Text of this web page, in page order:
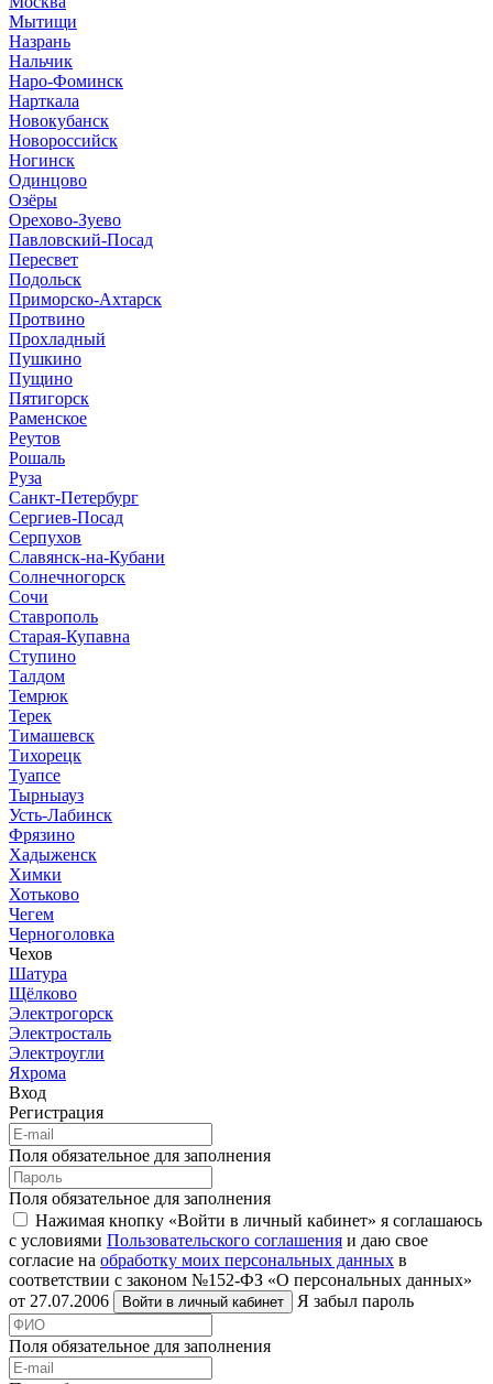
Мытищи
Назрань
Нальчик
Наро-Фоминск
Нарткала
Новокубанск
Новороссийск
Ногинск
Одинцово
Озёры
Орехово-Зуево
Павловский-Посад
Пересвет
Подольск
Приморско-Ахтарск
Протвино
Прохладный
Пушкино
Пущино
Пятигорск
Раменское
Реутов
Рошаль
Руза
Санкт-Петербург
Сергиев-Посад
Серпухов
Славянск-на-Кубани
Солнечногорск
Сочи
Ставрополь
Старая-Купавна
Ступино
Талдом
Темрюк
Терек
Тимашевск
Тихорецк
Туапсе
Тырныауз
Усть-Лабинск
Фрязино
Хадыженск
Химки
Хотьково
Чегем
Черноголовка
Чехов
Шатура
Щёлково
Электрогорск
Электросталь
Электроугли
Яхрома
Вход
Регистрация
Поля обязательное для заполнения
Поля обязательное для заполнения
Нажимая кнопку «Войти в личный кабинет» я соглашаюсь
с условиями Пользовательского соглашения и даю свое
согласие на обработку моих персональных данных в
соответствии с законом №152-ФЗ «О персональных данных»
от 27.07.2006
Войти в личный кабинет Я забыл пароль
Поля обязательное для заполнения